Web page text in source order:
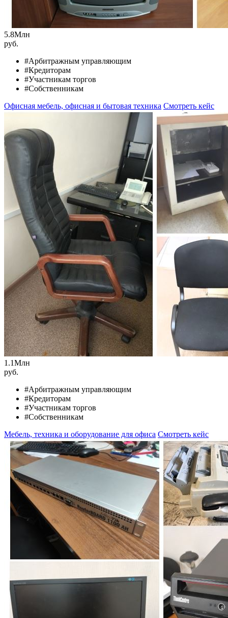
5.8Млн
руб.
#Арбитражным управляющим
#Кредиторам
#Участникам торгов
#Собственникам
Офисная мебель, офисная и бытовая техника Смотреть кейс
1.1Млн
руб.
#Арбитражным управляющим
#Кредиторам
#Участникам торгов
#Собственникам
Мебель, техника и оборудование для офиса Смотреть кейс